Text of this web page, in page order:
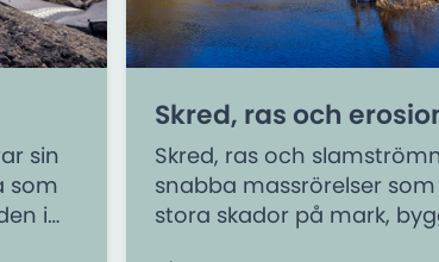
sin
som
i
Skred, ras och
Skred, ras och
snabba massrörelser
stora skador på mark,